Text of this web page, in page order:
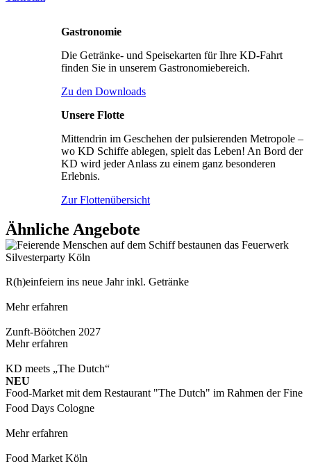
Gastronomie
Die Getränke- und Speisekarten für Ihre KD-Fahrt
finden Sie in unserem Gastronomiebereich.
Zu den Downloads
Unsere Flotte
Mittendrin im Geschehen der pulsierenden Metropole –
wo KD Schiffe ablegen, spielt das Leben! An Bord der
KD wird jeder Anlass zu einem ganz besonderen
Erlebnis.
Zur Flottenübersicht
Ähnliche Angebote
Silvesterparty Köln
R(h)einfeiern ins neue Jahr inkl. Getränke
Mehr erfahren
Zunft-Böötchen 2027
Mehr erfahren
NEU
KD meets „The Dutch“
Food-Market mit dem Restaurant "The Dutch" im Rahmen der Fine
Food Days Cologne
Mehr erfahren
Food Market Köln